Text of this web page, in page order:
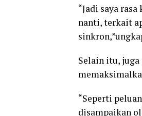
“Jadi saya
nanti, terkait
Selain itu,
“Seperti
disampaikan